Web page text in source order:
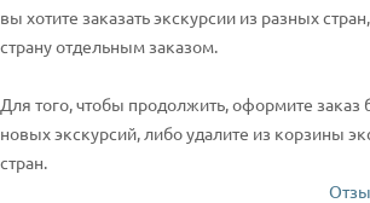
вы хотите заказать экскурсии из разных
страну отдельным заказом.
Для того, чтобы продолжить, оформите заказ
новых экскурсий, либо удалите из корзины
стран.